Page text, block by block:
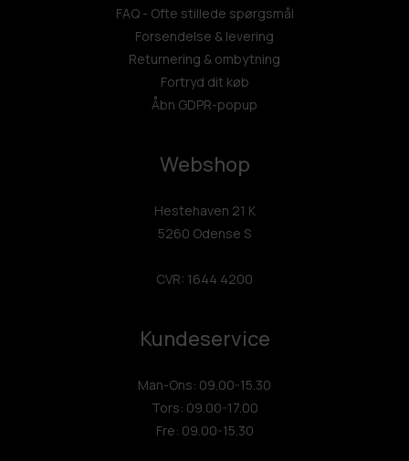
FAQ - Ofte stillede spørgsmål
Forsendelse & levering
Returnering & ombytning
Fortryd dit køb
Åbn GDPR-popup
Webshop
Hestehaven 21 K
5260 Odense S
CVR: 1644 4200
Kundeservice
Man-Ons: 09.00-15.30
Tors: 09.00-17.00
Fre: 09.00-15.30